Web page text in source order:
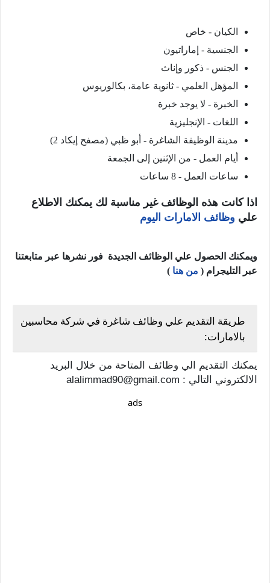
الكيان - خاص
الجنسية - إماراتيون
الجنس - ذكور وإناث
المؤهل العلمي - ثانوية عامة، بكالوريوس
الخبرة - لا يوجد خبرة
اللغات - الإنجليزية
مدينة الوظيفة الشاغرة - أبو ظبي (مصفح إيكاد 2)
أيام العمل - من الإثنين إلى الجمعة
ساعات العمل - 8 ساعات
اذا كانت هذه الوظائف غير مناسبة لك يمكنك الاطلاع
علي وظائف الامارات اليوم
ويمكنك الحصول علي الوظائف الجديدة فور نشرها عبر متابعتنا
عبر التليجرام ( من هنا )
طريقة التقديم علي وظائف شاغرة في شركة محاسبين
بالامارات:
يمكنك التقديم الي وظائف المتاحة من خلال البريد
الالكتروني التالي : alalimmad90@gmail.com
ads